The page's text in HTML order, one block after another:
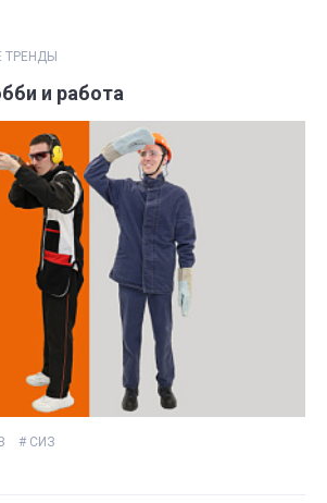
ТРЕНДЫ
и работа
# СИЗ